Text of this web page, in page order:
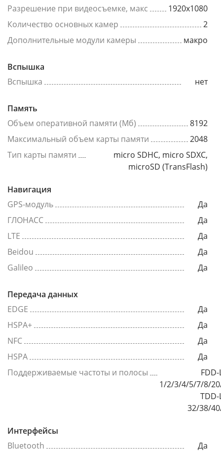
Разрешение при видеосъемке, макс
1920x1080
Количество основных камер
2
Дополнительные модули камеры
макро
Вспышка
Вспышка
нет
Память
Объем оперативной памяти (Мб)
8192
Максимальный объем карты памяти
2048
Тип карты памяти
micro SDHC, micro SDXC,
microSD (TransFlash)
Навигация
GPS-модуль
Да
ГЛОНАСС
Да
LTE
Да
Beidou
Да
Galileo
Да
Передача данных
EDGE
Да
HSPA+
Да
NFC
Да
HSPA
Да
Поддерживаемые частоты и полосы
FDD-
1/2/3/4/5/7/8/
TDD-
32/38/
Интерфейсы
Bluetooth
Да